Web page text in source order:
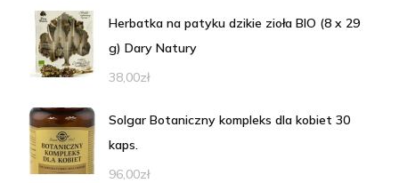
Herbatka na patyku dzikie zioła BIO (8 x 29
g) Dary Natury
38,00zł
Solgar Botaniczny kompleks dla kobiet 30
kaps.
96,00zł